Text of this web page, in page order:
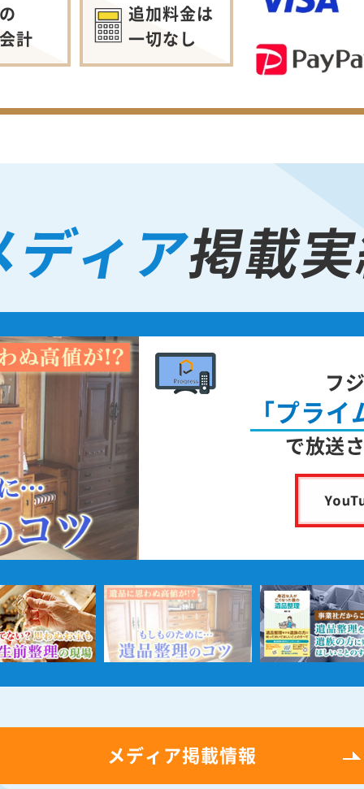
計
追加料金は
一切なし
ディア掲載
フ
「プラ
で放送
メディア掲載情報